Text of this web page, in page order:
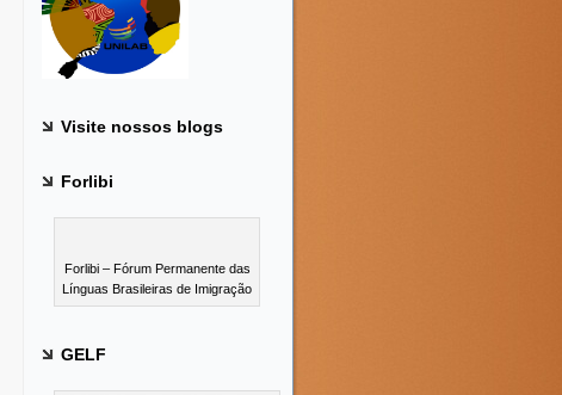
Visite nossos blogs
Forlibi
Forlibi – Fórum Permanente das
Línguas Brasileiras de Imigração
GELF